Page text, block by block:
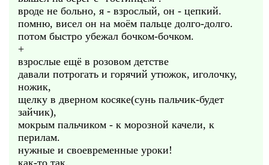
вроде не больно, я - взрослый, он - цепкий.
помню, висел он на моём пальце долго-долго.
потом быстро убежал бочком-бочком.
+
взрослые ещё в розовом детстве
давали потрогать и горячий утюжок, иголочку,
ножик,
щелку в дверном косяке(сунь пальчик-будет
зайчик),
мокрым пальчиком - к морозной качели, к
перилам.
нужные и своевременные уроки!
как-то так.